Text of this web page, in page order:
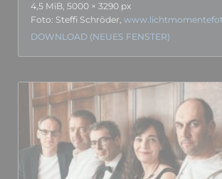
4,5 MiB, 5000 × 3290 px
Foto: Steffi Schröder,
DOWNLOAD (NEUES FENSTER)